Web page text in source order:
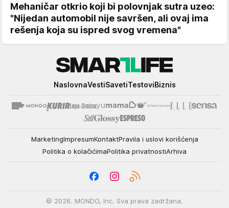
Mehaničar otkrio koji bi polovnjak sutra uzeo:
"Nijedan automobil nije savršen, ali ovaj ima
rešenja koja su ispred svog vremena"
NaslovnaVestiSavetiTestoviBiznis
MarketingImpresumKontaktPravila i uslovi korišćenja
Politika o kolačićimaPolitika privatnostiArhiva
© 2026. MONDO, Inc. Sva prava zadržana.